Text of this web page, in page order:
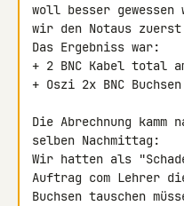
woll besser gewessen
wir den Notaus
Das Ergebniss war:
+ 2 BNC Kabel total
+ Oszi 2x BNC
Die Abrechnung
selben Nachmittag:
Wir hatten als
Auftrag com Lehrer
Buchsen tauschen